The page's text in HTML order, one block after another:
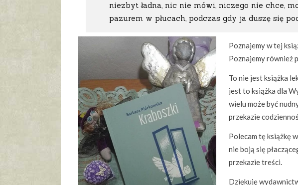
niezbyt ładna, nic nie mówi, niczego nie chce,
pazurem w płucach, podczas gdy ja duszę się
Poznajemy w tej
Poznajemy również
To nie jest książka
jest to książka dla
wielu może być
przekazie
Polecam tę książkę
nie boją się
przekazie treści.
Dziękuję